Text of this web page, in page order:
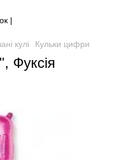
кулі Кульки цифри
Фуксія